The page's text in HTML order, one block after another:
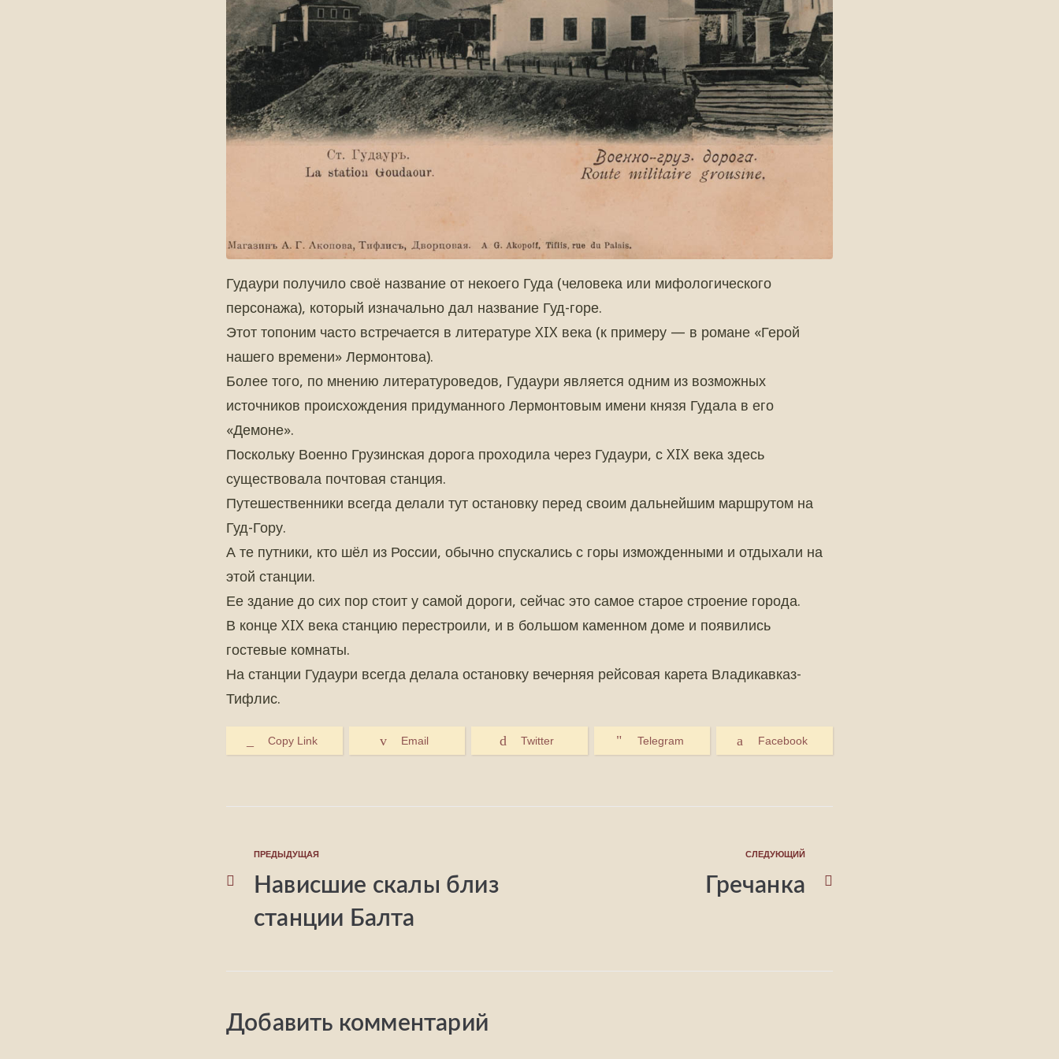
Гудаури получило своё название от некоего Гуда (человека или мифологического
персонажа), который изначально дал название Гуд-горе.
Этот топоним часто встречается в литературе XIX века (к примеру — в романе «Герой
нашего времени» Лермонтова).
Более того, по мнению литературоведов, Гудаури является одним из возможных
источников происхождения придуманного Лермонтовым имени князя Гудала в его
«Демоне».
Поскольку Военно Грузинская дорога проходила через Гудаури, с XIX века здесь
существовала почтовая станция.
Путешественники всегда делали тут остановку перед своим дальнейшим маршрутом на
Гуд-Гору.
А те путники, кто шёл из России, обычно спускались с горы изможденными и отдыхали на
этой станции.
Ее здание до сих пор стоит у самой дороги, сейчас это самое старое строение города.
В конце XIX века станцию перестроили, и в большом каменном доме и появились
гостевые комнаты.
На станции Гудаури всегда делала остановку вечерняя рейсовая карета Владикавказ-
Тифлис.
Copy Link Email Twitter Telegram Facebook
ПРЕДЫДУЩАЯ
Нависшие скалы близ
станции Балта
СЛЕДУЮЩИЙ
Гречанка
Добавить комментарий